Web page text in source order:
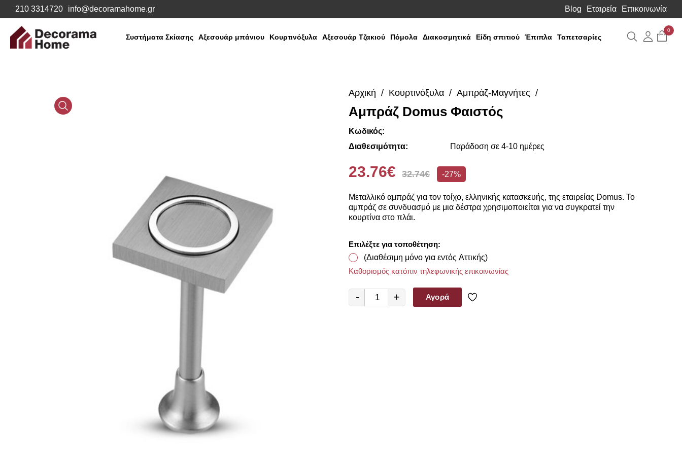
210 3314720 info@decoramahome.gr Blog Εταιρεία Επικοινωνία
Συστήματα Σκίασης Αξεσουάρ μπάνιου Κουρτινόξυλα Αξεσουάρ Τζακιού Πόμολα Διακοσμητικά Είδη σπιτιού Έπιπλα Ταπετσαρίες Αναζήτηση
0
Media
Αρχική Κουρτινόξυλα Αμπράζ-Μαγνήτες
Αμπράζ Domus Φαιστός
Κωδικός:
Διαθεσιμότητα:
Παράδοση σε 4-10 ημέρες
23.76€ 32.74€ -27%
Μεταλλικό αμπράζ για τον τοίχο, ελληνικής κατασκευής, της εταιρείας Domus. Το
αμπράζ σε συνδυασμό με μια δέστρα χρησιμοποιείται για να συγκρατεί την
κουρτίνα στο πλάι.
Επιλέξτε για τοποθέτηση:
(Διαθέσιμη μόνο για εντός Αττικής)
Καθορισμός κατόπιν τηλεφωνικής επικοινωνίας
- + Αγορά